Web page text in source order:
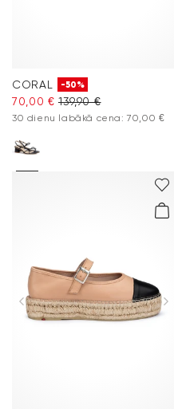
CORAL -50%
70,00 € 139,90 €
30 dienu labākā cena: 70,00 €